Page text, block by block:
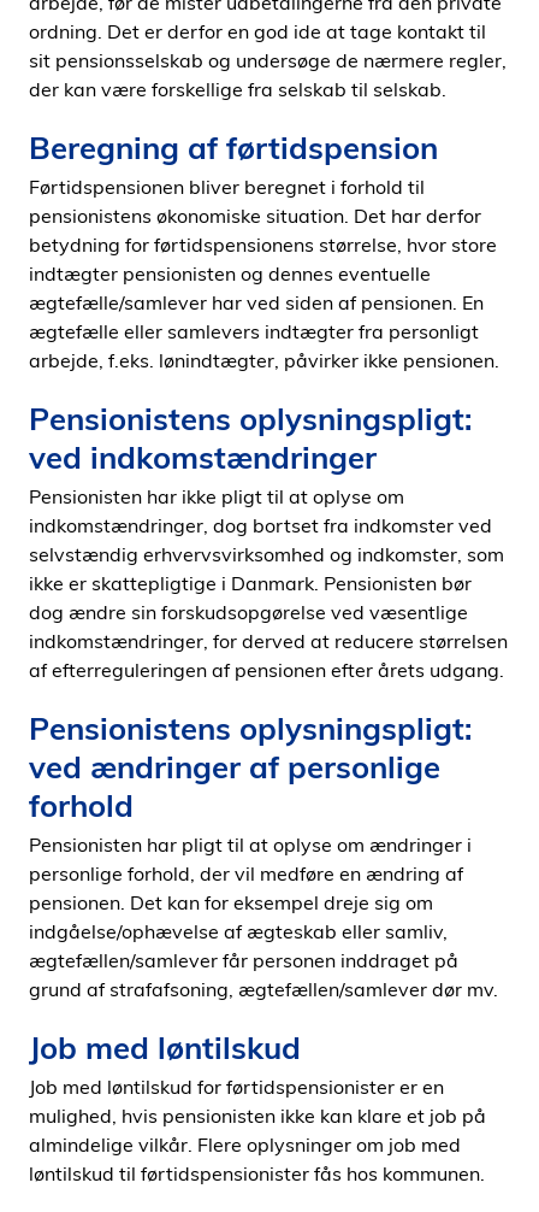
ordning. Det er derfor en god ide at tage kontakt til
sit pensionsselskab og undersøge de nærmere regler,
der kan være forskellige fra selskab til selskab.
Beregning af førtidspension
Førtidspensionen bliver beregnet i forhold til
pensionistens økonomiske situation. Det har derfor
betydning for førtidspensionens størrelse, hvor store
indtægter pensionisten og dennes eventuelle
ægtefælle/samlever har ved siden af pensionen. En
ægtefælle eller samlevers indtægter fra personligt
arbejde, f.eks. lønindtægter, påvirker ikke pensionen.
Pensionistens oplysningspligt:
ved indkomstændringer
Pensionisten har ikke pligt til at oplyse om
indkomstændringer, dog bortset fra indkomster ved
selvstændig erhvervsvirksomhed og indkomster, som
ikke er skattepligtige i Danmark. Pensionisten bør
dog ændre sin forskudsopgørelse ved væsentlige
indkomstændringer, for derved at reducere størrelsen
af efterreguleringen af pensionen efter årets udgang.
Pensionistens oplysningspligt:
ved ændringer af personlige
forhold
Pensionisten har pligt til at oplyse om ændringer i
personlige forhold, der vil medføre en ændring af
pensionen. Det kan for eksempel dreje sig om
indgåelse/ophævelse af ægteskab eller samliv,
ægtefællen/samlever får personen inddraget på
grund af strafafsoning, ægtefællen/samlever dør mv.
Job med løntilskud
Job med løntilskud for førtidspensionister er en
mulighed, hvis pensionisten ikke kan klare et job på
almindelige vilkår. Flere oplysninger om job med
løntilskud til førtidspensionister fås hos kommunen.